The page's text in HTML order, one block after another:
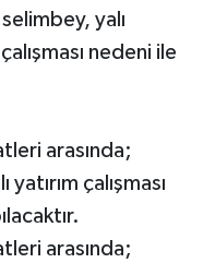
yalı
nedeni ile
arasında;
çalışması
arasında;